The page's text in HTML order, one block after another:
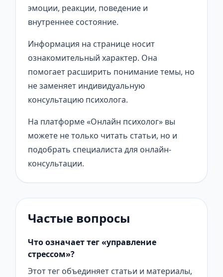
эмоции, реакции, поведение и
внутреннее состояние.
Информация на странице носит
ознакомительный характер. Она
помогает расширить понимание темы, но
не заменяет индивидуальную
консультацию психолога.
На платформе «Онлайн психолог» вы
можете не только читать статьи, но и
подобрать специалиста для онлайн-
консультации.
Частые вопросы
Что означает тег «управление
стрессом»?
Этот тег объединяет статьи и материалы,